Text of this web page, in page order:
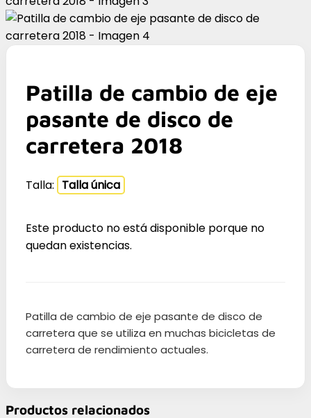
Patilla de cambio de eje
pasante de disco de
carretera 2018
Talla: Talla única
Este producto no está disponible porque no
quedan existencias.
Patilla de cambio de eje pasante de disco de
carretera que se utiliza en muchas bicicletas de
carretera de rendimiento actuales.
Productos relacionados